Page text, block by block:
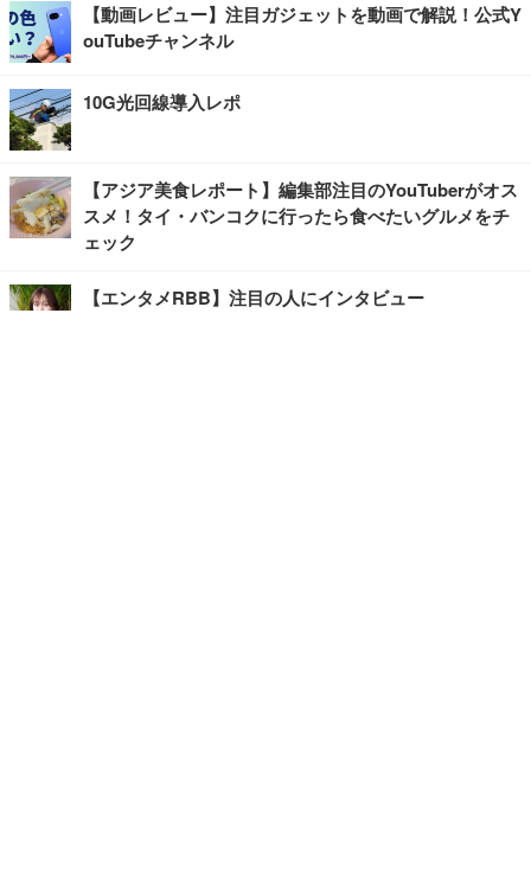
【動画レビュー】注目ガジェットを動画で解説！公式Y
ouTubeチャンネル
10G光回線導入レポ
【アジア美食レポート】編集部注目のYouTuberがオス
スメ！タイ・バンコクに行ったら食べたいグルメをチ
ェック
【エンタメRBB】注目の人にインタビュー